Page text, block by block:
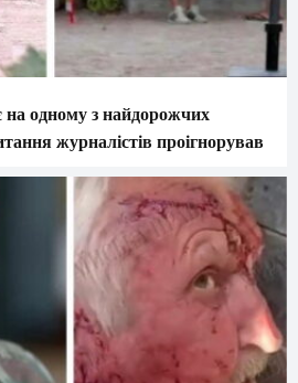
одному з найдорожчих
журналістів проігнорував